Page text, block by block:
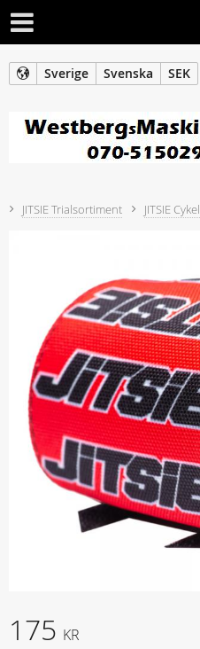
Sverige Svenska SEK
JITSIE Trialsortiment JITSIE Cykel
175 KR